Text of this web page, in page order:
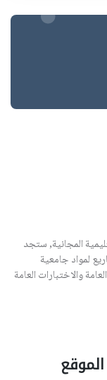
المجانية, ستجد
لمواد جامعية
والاختبارات العامة